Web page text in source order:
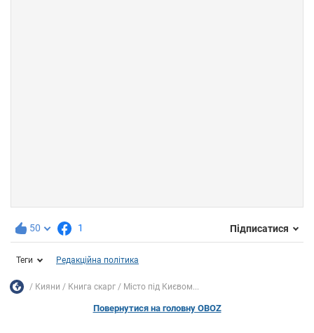
50 1 Підписатися
Теги Редакційна політика
Кияни Книга скарг Місто під Києвом...
Повернутися на головну OBOZ